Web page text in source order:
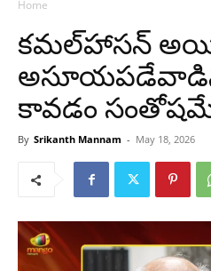
Home
కమల్‌హాసన్
కావడం
By Srikanth Mannam - May 18, 2026